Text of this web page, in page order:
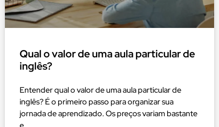
Qual o valor de uma aula particular de
inglês?
Entender qual o valor de uma aula particular de
inglês? É o primeiro passo para organizar sua
jornada de aprendizado. Os preços variam bastante